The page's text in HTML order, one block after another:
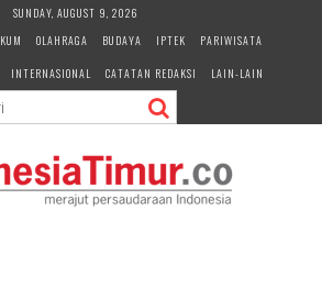
SUNDAY, AUGUST 9, 2026
OLAHRAGA BUDAYA IPTEK
PARIWISATA
INTERNASIONAL CATATAN REDAKSI LAIN-LAIN